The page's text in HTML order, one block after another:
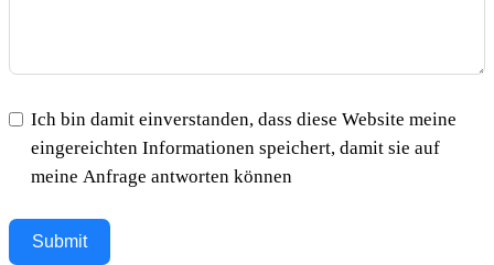
Ich bin damit einverstanden, dass diese Website meine
eingereichten Informationen speichert, damit sie auf
meine Anfrage antworten können
Submit